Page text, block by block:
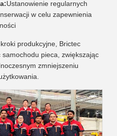
Ustanowienie regularnych
w celu zapewnienia
produkcyjne, Brictec
pieca, zwiększając
zmniejszeniu